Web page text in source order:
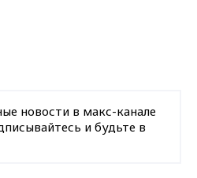
новости в макс-канале
и будьте в